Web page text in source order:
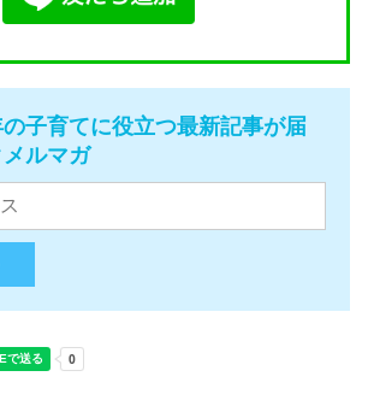
子育てに役立つ最新記事が届
ルマガ